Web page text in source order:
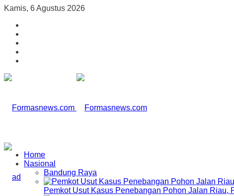
Kamis, 6 Agustus 2026
Home
Nasional
Bandung Raya
Pemkot Usut Kasus Penebangan Pohon Jalan Riau,